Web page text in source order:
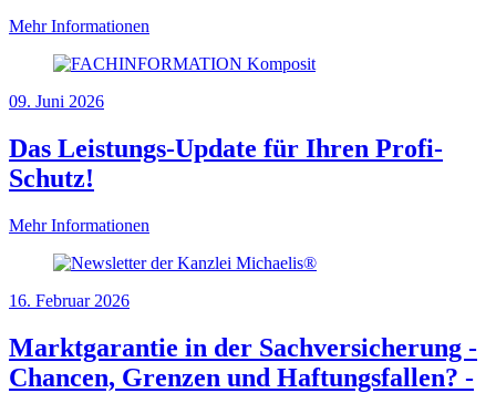
Mehr Informationen
09. Juni 2026
Das Leistungs-Update für Ihren Profi-
Schutz!
Mehr Informationen
16. Februar 2026
Marktgarantie in der Sachversicherung -
Chancen, Grenzen und Haftungsfallen? -